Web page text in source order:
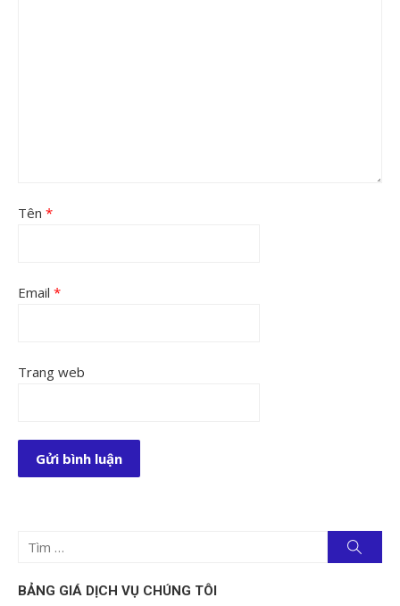
Tên *
Email *
Trang web
Tìm
quả
kiếm
BẢNG GIÁ DỊCH VỤ CHÚNG TÔI